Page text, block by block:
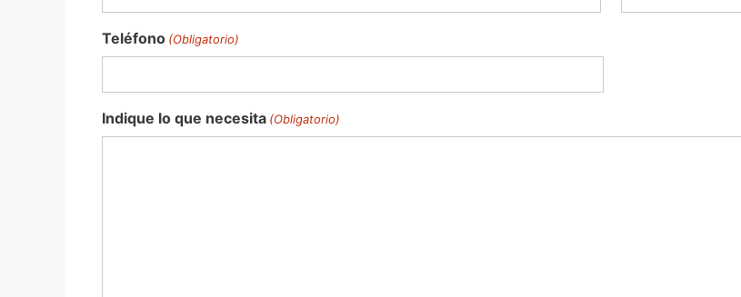
Teléfono (Obligatorio)
Indique lo que necesita (Obligatorio)